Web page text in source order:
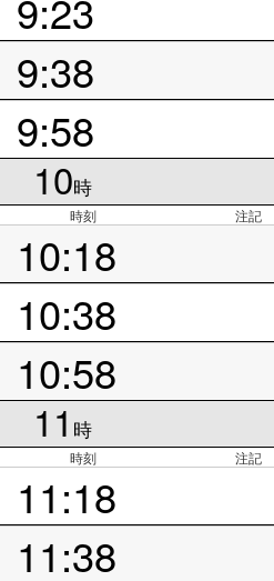
9:23
9:38
9:58
10時
時刻 注記
10:18
10:38
10:58
11 時
時刻 注記
11:18
11:38